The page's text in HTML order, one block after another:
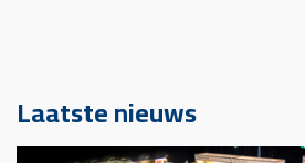
Laatste nieuws